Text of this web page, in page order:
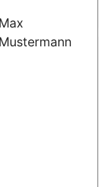
Max
Mustermann